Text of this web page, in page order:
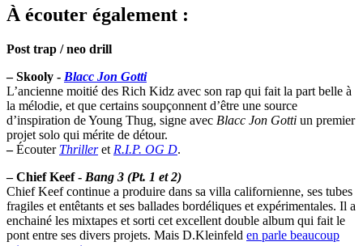
À écouter également :
Post trap / neo drill
– Skooly - Blacc Jon Gotti
L’ancienne moitié des Rich Kidz avec son rap qui fait la part belle à
la mélodie, et que certains soupçonnent d’être une source
d’inspiration de Young Thug, signe avec Blacc Jon Gotti un premier
projet solo qui mérite de détour.
–Écouter Thrilleret R.I.P. OG D.
– Chief Keef - Bang 3 (Pt. 1 et 2)
Chief Keef continue a produire dans sa villa californienne, ses tubes
fragiles et entêtants et ses ballades bordéliques et expérimentales. Il a
enchainé les mixtapes et sorti cet excellent double album qui fait le
pont entre ses divers projets. Mais D.Kleinfeld en parle beaucoup